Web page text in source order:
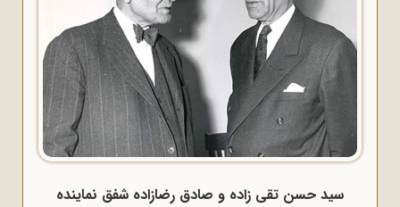
سید حسن تقی زاده و صادق رضازاده شفق نماینده